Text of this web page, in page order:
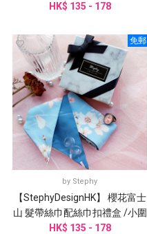
/ 領巾 / 長絲巾/髮帶
HK$ 135 - 178
免郵
by Stephy
【StephyDesignHK】 櫻花富士
山 髮帶絲巾配絲巾扣禮盒 /小圍
巾 / 領巾
HK$ 135 - 178